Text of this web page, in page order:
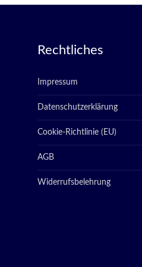
Rechtliches
Impressum
Datenschutzerklärung
Cookie-Richtlinie (EU)
AGB
Widerrufsbelehrung